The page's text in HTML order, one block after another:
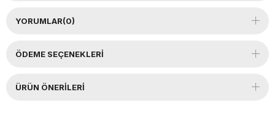
YORUMLAR(0)
ÖDEME SEÇENEKLERI
ÜRÜN ÖNERILERI